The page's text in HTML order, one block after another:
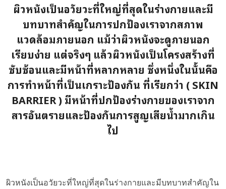
ผิวหนังเป็นอวัยวะที่ใหญ่ที่สุดในร่างกายและมี
บทบาทสำคัญในการปกป้องเราจากสภาพ
แวดล้อมภายนอก แม้ว่าผิวหนังจะดูภายนอก
เรียบง่าย แต่จริงๆ แล้วผิวหนังเป็นโครงสร้างที่
ซับซ้อนและมีหน้าที่หลากหลาย ซึ่งหนึ่งในนั้นคือ
การทำหน้าที่เป็นเกราะป้องกัน ที่เรียกว่า ( SKIN
BARRIER ) มีหน้าที่ปกป้องร่างกายของเราจาก
สารอันตรายและป้องกันการสูญเสียน้ำมากเกิน
ไป
ผิวหนังเป็นอวัยวะที่ใหญ่ที่สุดในร่างกายและมีบทบาทสำคัญใน